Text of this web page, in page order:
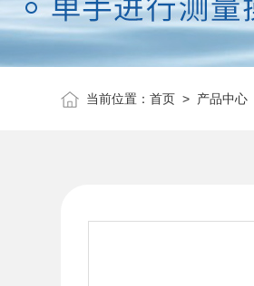
当前位置：首页 > 产品中心